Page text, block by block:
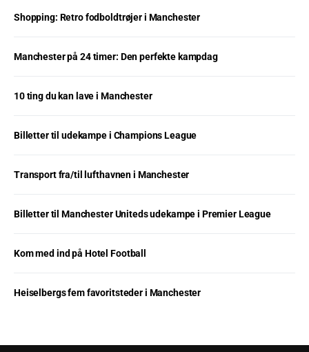
Shopping: Retro fodboldtrøjer i Manchester
Manchester på 24 timer: Den perfekte kampdag
10 ting du kan lave i Manchester
Billetter til udekampe i Champions League
Transport fra/til lufthavnen i Manchester
Billetter til Manchester Uniteds udekampe i Premier League
Kom med ind på Hotel Football
Heiselbergs fem favoritsteder i Manchester